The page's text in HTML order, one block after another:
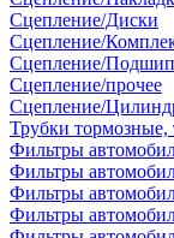
Сцепление/Диски
Сцепление/
Сцепление/
Сцепление/прочее
Сцепление/
Трубки
Фильтры
Фильтры
Фильтры
Фильтры